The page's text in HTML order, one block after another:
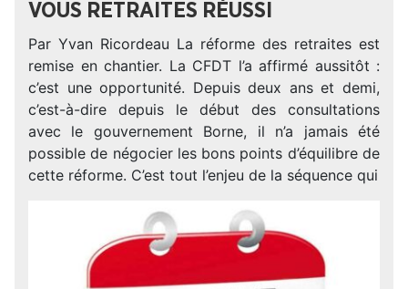
VOUS RETRAITES RÉUSSI
Par Yvan Ricordeau La réforme des retraites est
remise en chantier. La CFDT l’a affirmé aussitôt :
c’est une opportunité. Depuis deux ans et demi,
c’est-à-dire depuis le début des consultations
avec le gouvernement Borne, il n’a jamais été
possible de négocier les bons points d’équilibre de
cette réforme. C’est tout l’enjeu de la séquence qui